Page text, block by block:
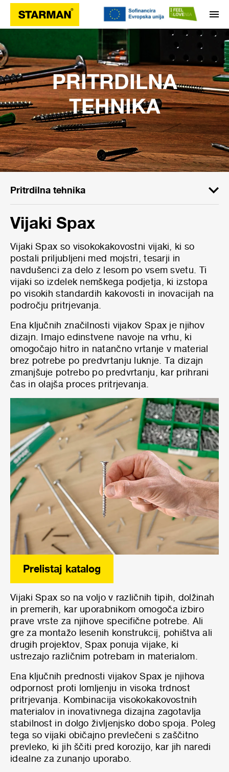
PRITRDILNA
TEHNIKA
Pritrdilna tehnika
Vijaki Spax
Vijaki Spax so visokokakovostni vijaki, ki so
postali priljubljeni med mojstri, tesarji in
navdušenci za delo z lesom po vsem svetu. Ti
vijaki so izdelek nemškega podjetja, ki izstopa
po visokih standardih kakovosti in inovacijah na
področju pritrjevanja.
Ena ključnih značilnosti vijakov Spax je njihov
dizajn. Imajo edinstvene navoje na vrhu, ki
omogočajo hitro in natančno vrtanje v material
brez potrebe po predvrtanju luknje. Ta dizajn
zmanjšuje potrebo po predvrtanju, kar prihrani
čas in olajša proces pritrjevanja.
Prelistaj katalog
Vijaki Spax so na voljo v različnih tipih, dolžinah
in premerih, kar uporabnikom omogoča izbiro
prave vrste za njihove specifične potrebe. Ali
gre za montažo lesenih konstrukcij, pohištva ali
drugih projektov, Spax ponuja vijake, ki
ustrezajo različnim potrebam in materialom.
Ena ključnih prednosti vijakov Spax je njihova
odpornost proti lomljenju in visoka trdnost
pritrjevanja. Kombinacija visokokakovostnih
materialov in inovativnega dizajna zagotavlja
stabilnost in dolgo življenjsko dobo spoja. Poleg
tega so vijaki običajno prevlečeni s zaščitno
prevleko, ki jih ščiti pred korozijo, kar jih naredi
idealne za zunanjo uporabo.